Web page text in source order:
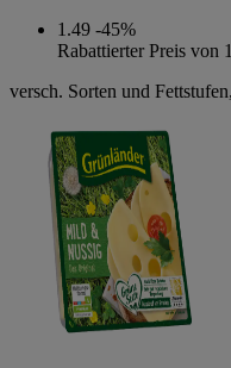
1.49 -45%
Rabattierter Preis von
versch. Sorten und